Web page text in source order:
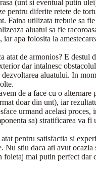
(unt si eventual putin
pentru diferite retete de
Faina utilizata trebuie sa
aluatul sa fie
apa folosita la
atat de armonios? E destul
dar intalnesc
aluatului. In
de a face cu o alternare
doar din unt), iar
urmand acelasi proces,
sa) stratificarea va fi
pentru satisfactia si
Nu stiu daca ati avut ocazia
mai putin perfect dar